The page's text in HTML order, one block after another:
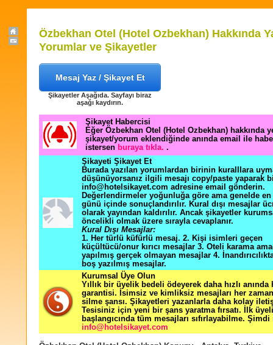
Özbekhan Otel (Hotel Ozbekhan) Hakkında
Yorumlar ve Şikayetler
Mesaj Yaz / Şikayet Et
Şikayetler Aşağıda. Sayfayı biraz
aşağı kaydırın.
Şikayet Habercisi
Eğer Özbekhan Otel (Hotel Ozbekhan) hakkında
şikayet/yorum eklendiğinde anında email ile
istersen buraya tıkla. .
Şikayeti Şikayet Et
Burada yazılan yorumlardan birinin kuralllara
düşünüyorsanız ilgili mesajı copy/paste yaparak
info@hotelsikayet.com adresine email gönderin.
Değerlendirmeler yoğunluğa göre ama genelde
günü içinde sonuçlandırılır. Kural dışı mesajlar
olarak yayından kaldırılır. Ancak şikayetler
öncelikli olmak üzere sırayla cevaplanır.
Kural Dışı Mesajlar:
1. Her türlü küfürlü mesaj. 2. Kişi isimleri geçen
küçültücü/onur kırıcı mesajlar 3. Oteli karama
yapılmış gerçek olmayan mesajlar 4.
boş yazılmış mesajlar.
Kurumsal Üye Olun
Yıllık bir üyelik bedeli ödeyerek daha hızlı
garantisi. İsimsiz ve kimliksiz mesajları her zaman
silme şansı. Şikayetleri yazanlarla daha kolay
Tesisiniz için yeni bir şans yaratma fırsatı. İlk
başlangıcında tüm mesajları sıfırlayabilme. Şimdi
info@hotelsikayet.com